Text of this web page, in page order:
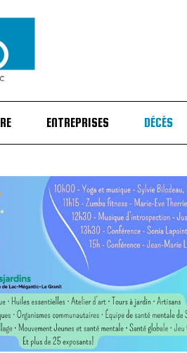
ENTREPRISES DÉCÈS